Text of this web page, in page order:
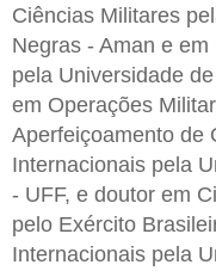
Ciências Militares
Negras - Aman e
pela Universidade
em Operações
Aperfeiçoamento de
Internacionais pela
- UFF, e doutor em
pelo Exército
Internacionais pela